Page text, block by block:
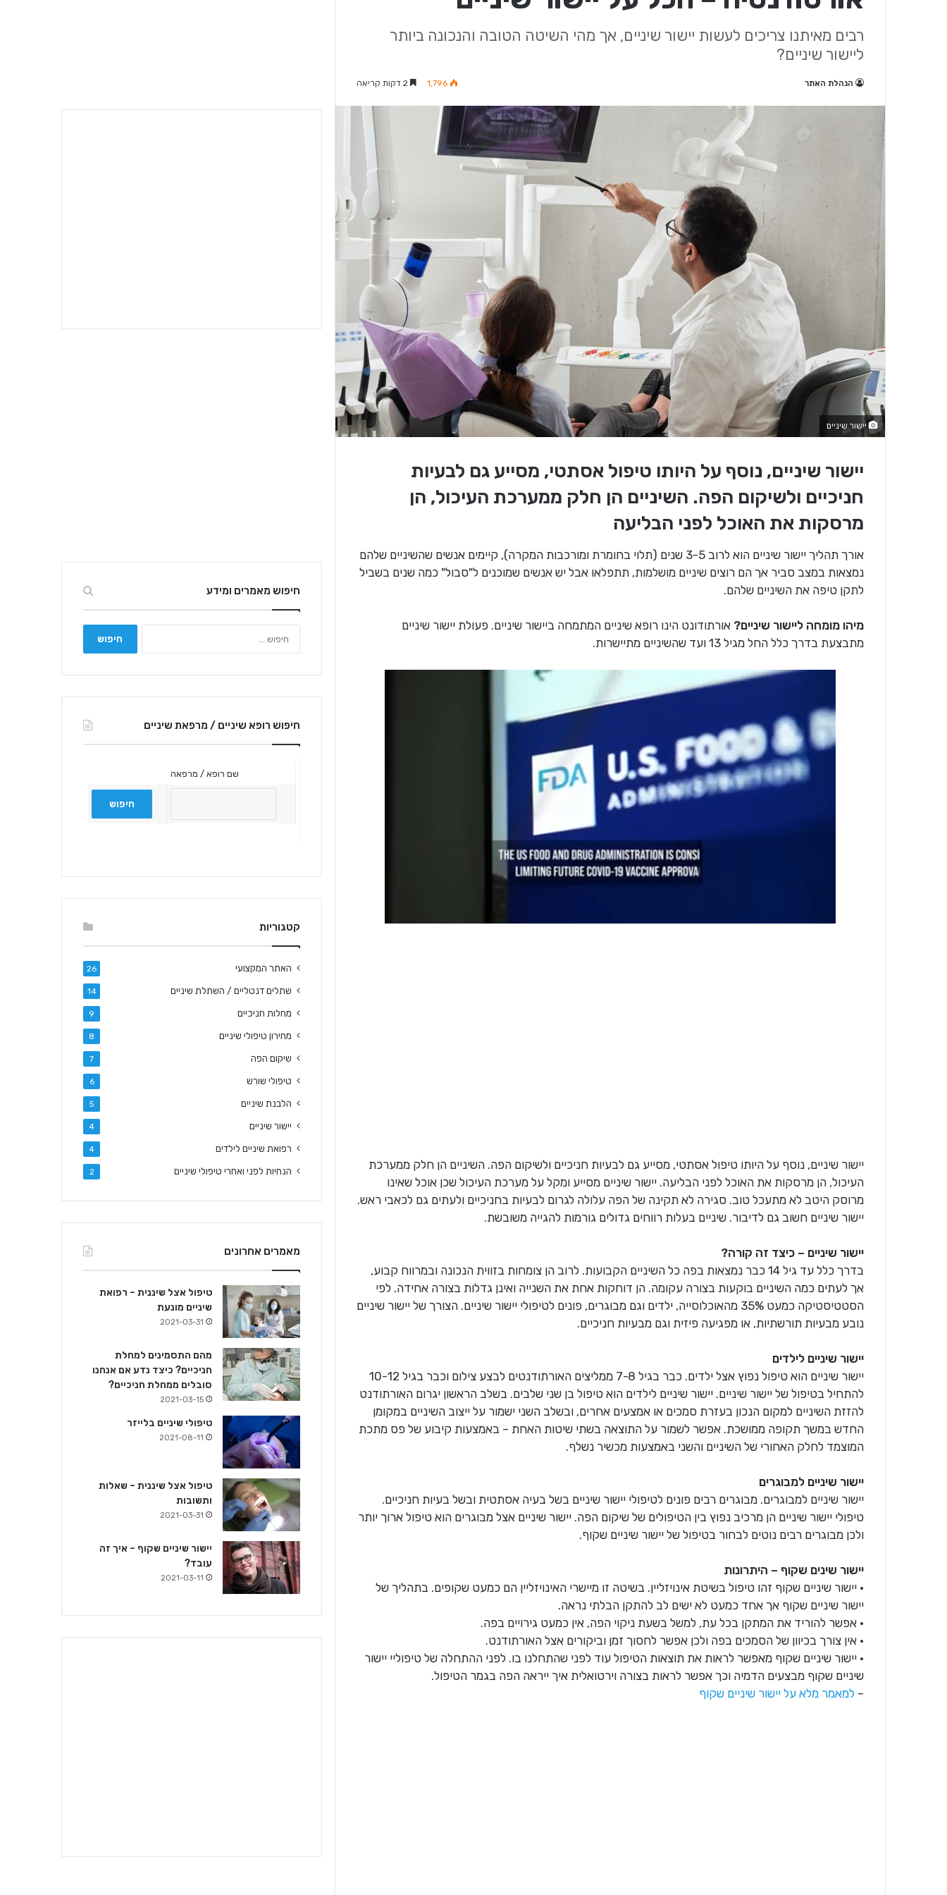
רבים מאיתנו צריכים לעשות יישור שיניים, אך מהי השיטה הטובה והנכונה ביותר
ליישור שיניים?
הנהלת האתר 1,796
יישור שיניים
יישור שיניים, נוסף על היותו טיפול אסתטי, מסייע גם לבעיות
חניכיים ולשיקום הפה. השיניים הן חלק ממערכת העיכול, הן
מרסקות את האוכל לפני הבליעה
אורך תהליך יישור שיניים הוא לרוב 3-5 שנים (תלוי בחומרת ומורכבות המקרה), קיימים אנשים שהשיניים שלהם
נמצאות במצב סביר אך הם רוצים שיניים מושלמות, תתפלאו אבל יש אנשים שמוכנים ל"סבול" כמה שנים בשביל
לתקן טיפה את השיניים שלהם.
מיהו מומחה ליישור שיניים? אורתודונט הינו רופא שיניים המתמחה ביישור שיניים. פעולת יישור שיניים
מתבצעת בדרך כלל החל מגיל 13 ועד שהשיניים מתיישרות.
יישור שיניים, נוסף על היותו טיפול אסתטי, מסייע גם לבעיות חניכיים ולשיקום הפה. השיניים הן חלק ממערכת
העיכול, הן מרסקות את האוכל לפני הבליעה. יישור שיניים מסייע ומקל על מערכת העיכול שכן אוכל שאינו
מרוסק היטב לא מתעכל טוב. סגירה לא תקינה של הפה עלולה לגרום לבעיות בחניכיים ולעתים גם לכאבי ראש.
יישור שיניים חשוב גם לדיבור. שיניים בעלות רווחים גדולים גורמות להגייה משובשת.
יישור שיניים – כיצד זה קורה?
בדרך כלל עד גיל 14 כבר נמצאות בפה כל השיניים הקבועות. לרוב הן צומחות בזווית הנכונה ובמרווח קבוע,
אך לעתים כמה השיניים בוקעות בצורה עקומה. הן דוחקות אחת את השנייה ואינן גדלות בצורה אחידה. לפי
הסטטיסטיקה כמעט 35% מהאוכלוסייה, ילדים וגם מבוגרים, פונים לטיפולי יישור שיניים. הצורך של יישור שיניים
נובע מבעיות תורשתיות, או מפגיעה פיזית וגם מבעיות חניכיים.
יישור שיניים לילדים
יישור שיניים הוא טיפול נפוץ אצל ילדים. כבר בגיל 7-8 ממליצים האורתודנטים לבצע צילום וכבר בגיל 10-12
להתחיל בטיפול של יישור שיניים. יישור שיניים לילדים הוא טיפול בן שני שלבים. בשלב הראשון יגרום האורתודנט
להזזת השיניים למקום הנכון בעזרת סמכים או אמצעים אחרים, ובשלב השני ישמור על ייצוב השיניים במקומן
החדש במשך תקופה ממושכת. אפשר לשמור על התוצאה בשתי שיטות האחת – באמצעות קיבוע של פס מתכת
המוצמד לחלק האחורי של השיניים והשני באמצעות מכשיר נשלף.
יישור שיניים למבוגרים
יישור שיניים למבוגרים. מבוגרים רבים פונים לטיפולי יישור שיניים בשל בעיה אסתטית ובשל בעיות חניכיים.
טיפולי יישור שיניים הן מרכיב נפוץ בין הטיפולים של שיקום הפה. יישור שיניים אצל מבוגרים הוא טיפול ארוך יותר
ולכן מבוגרים רבים נוטים לבחור בטיפול של יישור שיניים שקוף.
יישור שינים שקוף – היתרונות
• יישור שיניים שקוף זהו טיפול בשיטת אינויזליין. בשיטה זו מיישרי האינויזליין הם כמעט שקופים. בתהליך של
יישור שיניים שקוף אך אחד כמעט לא ישים לב להתקן הבלתי נראה.
• אפשר להוריד את המתקן בכל עת, למשל בשעת ניקוי הפה, אין כמעט גירויים בפה.
• אין צורך בכיוון של הסמכים בפה ולכן אפשר לחסוך זמן וביקורים אצל האורתודנט.
• יישור שיניים שקוף מאפשר לראות את תוצאות הטיפול עוד לפני שהתחלנו בו. לפני ההתחלה של טיפוליי יישור
שיניים שקוף מבצעים הדמיה וכך אפשר לראות בצורה וירטואלית איך ייראה הפה בגמר הטיפול.
– למאמר מלא על יישור שיניים שקוף
חיפוש מאמרים ומידע
חיפוש רופא שיניים / מרפאת שיניים
שם רופא / מרפאה
קטגוריות
האתר המקצועי 26
שתלים דנטליים / השתלת שיניים 14
מחלות חניכיים 9
מחירון טיפולי שיניים 8
שיקום הפה 7
טיפולי שורש 6
הלבנת שיניים 5
יישור שיניים 4
רפואת שיניים לילדים 4
הנחיות לפני ואחרי טיפולי שיניים 2
מאמרים אחרונים
טיפול אצל שיננית – רפואת
שיניים מונעת
2021-03-31
מהם התסמינים למחלת
חניכיים? כיצד נדע אם אנחנו
סובלים ממחלת חניכיים?
2021-03-15
טיפולי שיניים בלייזר
2021-08-11
טיפול אצל שיננית – שאלות
ותשובות
2021-03-31
יישור שיניים שקוף – איך זה
עובד?
2021-03-11